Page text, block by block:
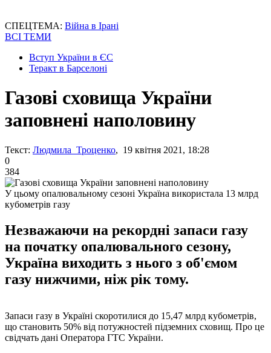
СПЕЦТЕМА: Війна в Ірані
ВСІ ТЕМИ
Вступ України в ЄС
Теракт в Барселоні
Газові сховища України
заповнені наполовину
Текст: Людмила Троценко, 19 квітня 2021, 18:28
0
384
У цьому опалювальному сезоні Україна використала 13 млрд
кубометрів газу
Незважаючи на рекордні запаси газу
на початку опалювального сезону,
Україна виходить з нього з об'ємом
газу нижчими, ніж рік тому.
Запаси газу в Україні скоротилися до 15,47 млрд кубометрів,
що становить 50% від потужностей підземних сховищ. Про це
свідчать дані Оператора ГТС України.